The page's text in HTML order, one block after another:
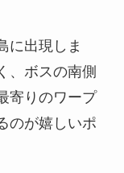
に出現しま
、ボスの南側
寄りのワープ
のが嬉しいポ